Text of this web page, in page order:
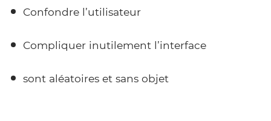
Confondre l’utilisateur
Compliquer inutilement l’interface
sont aléatoires et sans objet